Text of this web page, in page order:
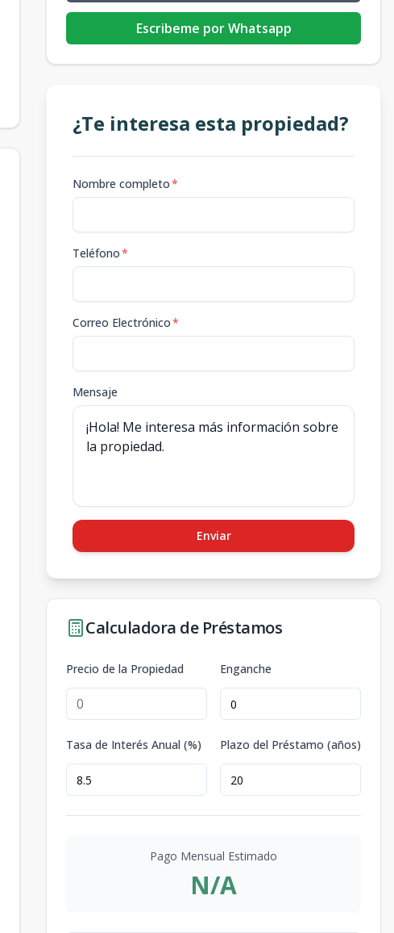
Escribeme por Whatsapp
¿Te interesa esta propiedad?
Nombre completo*
Teléfono*
Correo Electrónico*
Mensaje
Enviar
Calculadora de Préstamos
Precio de la Propiedad Enganche
Tasa de Interés Anual (%) Plazo del Préstamo (años)
Pago Mensual Estimado
N/A